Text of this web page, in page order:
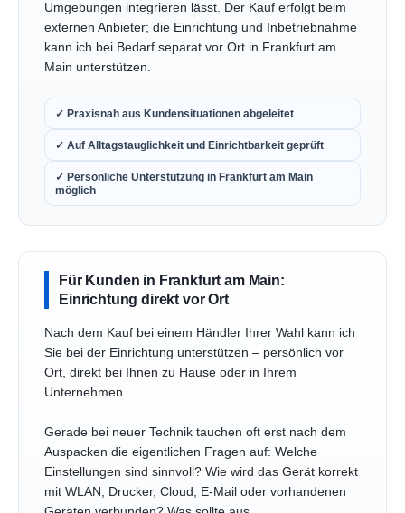
Umgebungen integrieren lässt. Der Kauf erfolgt beim
externen Anbieter; die Einrichtung und Inbetriebnahme
kann ich bei Bedarf separat vor Ort in Frankfurt am
Main unterstützen.
✓ Praxisnah aus Kundensituationen abgeleitet
✓ Auf Alltagstauglichkeit und Einrichtbarkeit geprüft
✓ Persönliche Unterstützung in Frankfurt am Main
möglich
Für Kunden in Frankfurt am Main:
Einrichtung direkt vor Ort
Nach dem Kauf bei einem Händler Ihrer Wahl kann ich
Sie bei der Einrichtung unterstützen – persönlich vor
Ort, direkt bei Ihnen zu Hause oder in Ihrem
Unternehmen.
Gerade bei neuer Technik tauchen oft erst nach dem
Auspacken die eigentlichen Fragen auf: Welche
Einstellungen sind sinnvoll? Wie wird das Gerät korrekt
mit WLAN, Drucker, Cloud, E-Mail oder vorhandenen